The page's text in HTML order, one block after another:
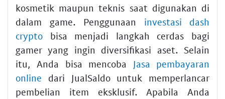
kosmetik maupun teknis saat digunakan di
dalam game. Penggunaan investasi dash
crypto bisa menjadi langkah cerdas bagi
gamer yang ingin diversifikasi aset. Selain
itu, Anda bisa mencoba Jasa pembayaran
online dari JualSaldo untuk memperlancar
pembelian item eksklusif. Apabila Anda